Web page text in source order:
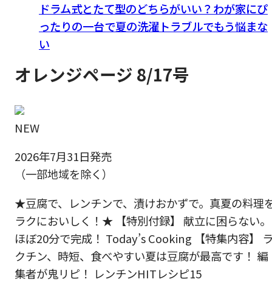
ドラム式とたて型のどちらがいい？わが家にぴ
ったりの一台で夏の洗濯トラブルでもう悩まな
い
オレンジページ 8/17号
NEW
2026年7月31日発売
（一部地域を除く）
★豆腐で、レンチンで、漬けおかずで。真夏の料理
ラクにおいしく！★ 【特別付録】 献立に困らない。
ほぼ20分で完成！ Today’s Cooking 【特集内容】
クチン、時短、食べやすい夏は豆腐が最高です！ 編
集者が鬼リピ！ レンチンHITレシピ15